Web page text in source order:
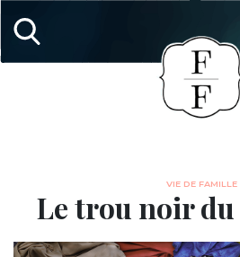
VIE DE FAMILLE
Le trou noir